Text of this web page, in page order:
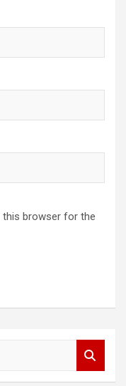
this browser for the